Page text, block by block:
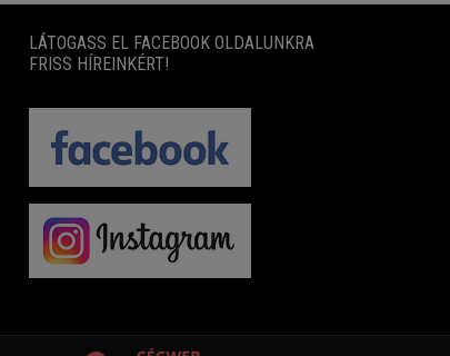
LÁTOGASS EL FACEBOOK OLDALUNKRA
FRISS HÍREINKÉRT!